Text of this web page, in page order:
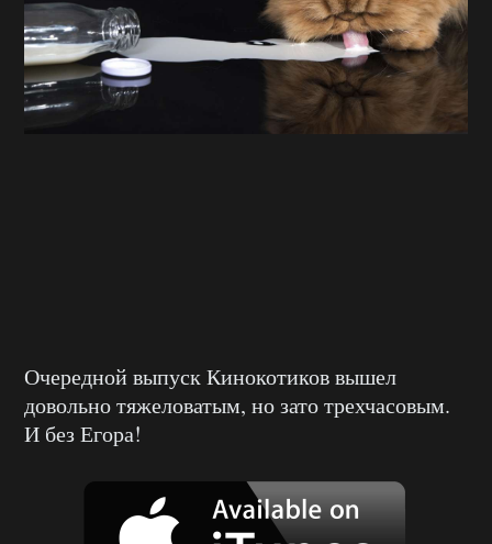
Очередной выпуск Кинокотиков вышел
довольно тяжеловатым, но зато трехчасовым.
И без Егора!